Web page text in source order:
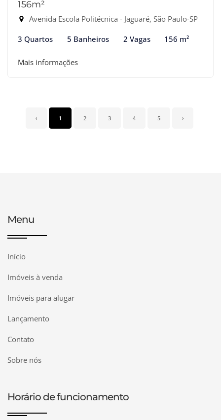
156m²
Avenida Escola Politécnica - Jaguaré, São Paulo-SP
3 Quartos 5 Banheiros 2 Vagas 156 m²
Mais informações
‹ 1 2 3 4 5 ›
Menu
Início
Imóveis à venda
Imóveis para alugar
Lançamento
Contato
Sobre nós
Horário de funcionamento